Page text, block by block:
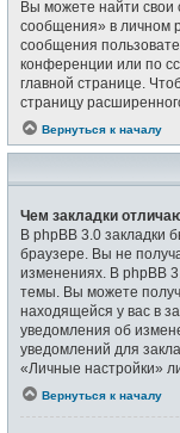
Вы можете найти свои
сообщения» в личном
сообщения
конференции или по
главной странице.
страницу
Вернуться к началу
Чем закладки
В phpBB 3.0 закладки
браузере. Вы не
изменениях. В phpBB
темы. Вы можете
находящейся у вас в
уведомления об
уведомлений для
«Личные настройки»
Вернуться к началу